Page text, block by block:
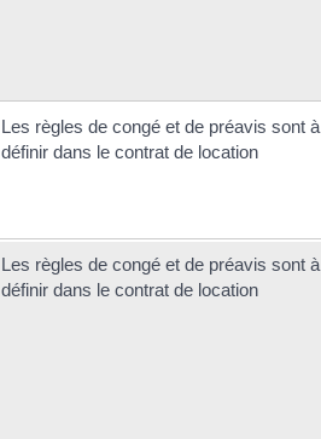
Les règles de congé et de préavis sont à
définir dans le contrat de location
Les règles de congé et de préavis sont à
définir dans le contrat de location